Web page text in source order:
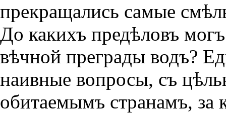
прекращались самые
До какихъ предѣловъ
вѣчной преграды водъ?
наивные вопросы, съ
обитаемымъ странамъ, за